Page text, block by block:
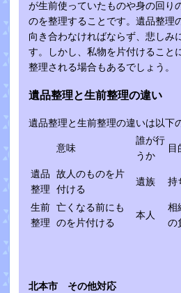
が生前使っていたものや身の回り
のを整理することです。遺品整理
向き合わなければならず、悲しみ
す。しかし、私物を片付けること
整理される場合もあるでしょう。
遺品整理と生前整理の違い
遺品整理と生前整理の違いは以下
意味
誰が行
うか
目
遺品
整理
故人のものを片
付ける
遺族 持
生前
整理
亡くなる前にも
のを片付ける
本人
相
の
北本市 その他対応